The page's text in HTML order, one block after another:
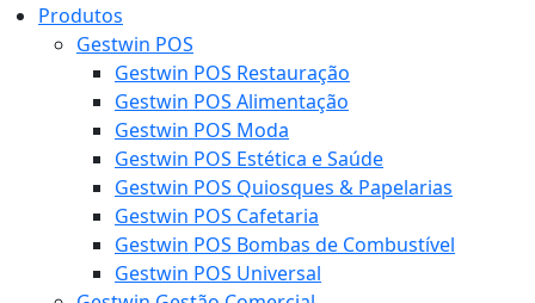
Produtos
Gestwin POS
Gestwin POS Restauração
Gestwin POS Alimentação
Gestwin POS Moda
Gestwin POS Estética e Saúde
Gestwin POS Quiosques & Papelarias
Gestwin POS Cafetaria
Gestwin POS Bombas de Combustível
Gestwin POS Universal